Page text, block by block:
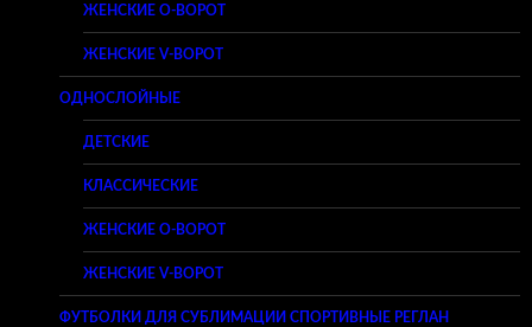
ЖЕНСКИЕ O-ВОРОТ
ЖЕНСКИЕ V-ВОРОТ
ОДНОСЛОЙНЫЕ
ДЕТСКИЕ
КЛАССИЧЕСКИЕ
ЖЕНСКИЕ O-ВОРОТ
ЖЕНСКИЕ V-ВОРОТ
ФУТБОЛКИ ДЛЯ СУБЛИМАЦИИ СПОРТИВНЫЕ РЕГЛАН